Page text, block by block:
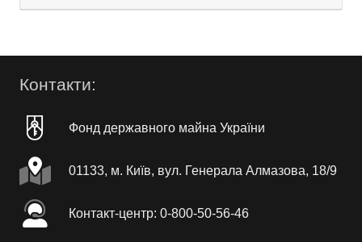
Контакти:
Фонд державного майна України
01133, м. Київ, вул. Генерала Алмазова, 18/9
Контакт-центр: 0-800-50-56-46